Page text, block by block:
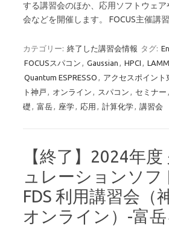
する講習会のほか、応用ソフトウェア
会などを開催します。 FOCUS主催講
カテゴリー: 終了した講習会情報 タグ:
FOCUSスパコン , Gaussian , HPCI ,
Quantum ESPRESSO , アクセスポイント
ト神戸 , オンライン , スパコン , セミナー ,
礎 , 富岳, 座学, 応用 , 計算化学, 講習会
【終了】2024年度
ュレーションソフ
FDS 利用講習会（
オンライン）-富